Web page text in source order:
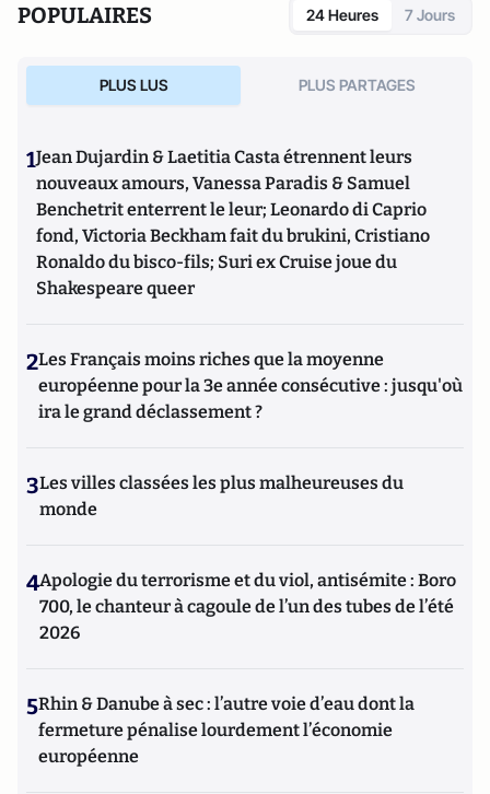
POPULAIRES 24 Heures 7 Jours
PLUS LUS PLUS PARTAGES
1Jean Dujardin & Laetitia Casta étrennent leurs
nouveaux amours, Vanessa Paradis & Samuel
Benchetrit enterrent le leur; Leonardo di Caprio
fond, Victoria Beckham fait du brukini, Cristiano
Ronaldo du bisco-fils; Suri ex Cruise joue du
Shakespeare queer
2Les Français moins riches que la moyenne
européenne pour la 3e année consécutive : jusqu'où
ira le grand déclassement ?
3Les villes classées les plus malheureuses du
monde
4Apologie du terrorisme et du viol, antisémite : Boro
700, le chanteur à cagoule de l’un des tubes de l’été
2026
5Rhin & Danube à sec : l’autre voie d’eau dont la
fermeture pénalise lourdement l’économie
européenne